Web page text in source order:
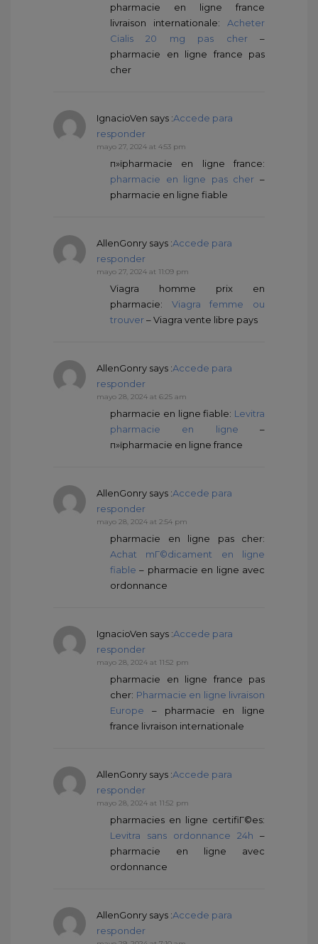
pharmacie en ligne france
livraison internationale: Acheter
Cialis 20 mg pas cher–
pharmacie en ligne france pas
cher
IgnacioVen says :Accede para
responder
mayo 27, 2024 at 4:53 pm
п»їpharmacie en ligne france:
pharmacie en ligne pas cher –
pharmacie en ligne fiable
AllenGonry says :Accede para
responder
mayo 27, 2024 at 11:09 pm
Viagra homme prix en
pharmacie: Viagra femme ou
trouver– Viagra vente libre pays
AllenGonry says :Accede para
responder
mayo 28, 2024 at 6:25 am
pharmacie en ligne fiable: Levitra
pharmacie en ligne –
п»їpharmacie en ligne france
AllenGonry says :Accede para
responder
mayo 28, 2024 at 2:54 pm
pharmacie en ligne pas cher:
Achat mГ©dicament en ligne
fiable – pharmacie en ligne avec
ordonnance
IgnacioVen says :Accede para
responder
mayo 28, 2024 at 11:52 pm
pharmacie en ligne france pas
cher: Pharmacie en ligne livraison
Europe – pharmacie en ligne
france livraison internationale
AllenGonry says :Accede para
responder
mayo 28, 2024 at 11:52 pm
pharmacies en ligne certifiГ©es:
Levitra sans ordonnance 24h –
pharmacie en ligne avec
ordonnance
AllenGonry says :Accede para
responder